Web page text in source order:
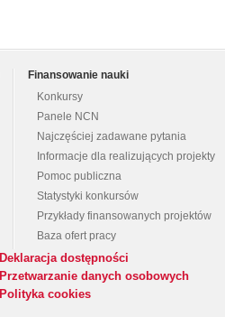
Finansowanie nauki
Konkursy
Panele NCN
Najczęściej zadawane pytania
Informacje dla realizujących projekty
Pomoc publiczna
Statystyki konkursów
Przykłady finansowanych projektów
Baza ofert pracy
Deklaracja dostępności
Przetwarzanie danych osobowych
Polityka cookies